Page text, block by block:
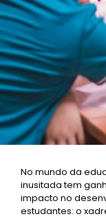
No mundo da
inusitada tem
impacto no
estudantes: o